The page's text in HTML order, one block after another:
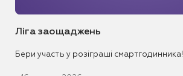
Ліга заощаджень
Бери участь у розіграші смартгодинника!